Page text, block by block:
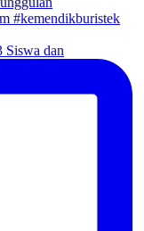
Siswa dan